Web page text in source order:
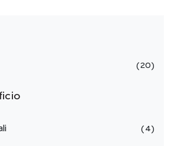
20
4